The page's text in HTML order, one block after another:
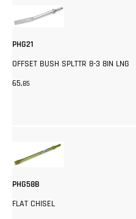
PHG21
OFFSET BUSH SPLTTR 8-3 8IN LNG
65,85
PHG58B
FLAT CHISEL